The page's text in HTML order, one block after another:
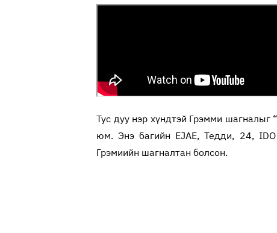
Тус дуу нэр хүндтэй Грэмми шагналыг
юм. Энэ багийн EJAE, Тедди, 24,
Грэмиийн шагналтан болсон.